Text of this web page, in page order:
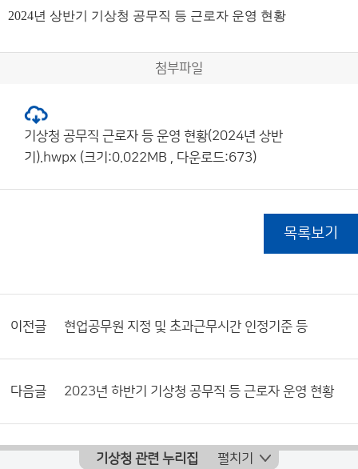
2024년 상반기 기상청 공무직 등 근로자 운영 현황
첨부파일
기상청 공무직 근로자 등 운영 현황(2024년 상반
기).hwpx (크기:0.022MB , 다운로드:673)
목록보기
이전글 현업공무원 지정 및 초과근무시간 인정기준 등
다음글 2023년 하반기 기상청 공무직 등 근로자 운영 현황
기상청 관련 누리집 펼치기